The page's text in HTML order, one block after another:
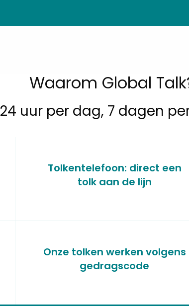
Waarom Global
24 uur per dag, 7 dagen
Tolkentelefoon: direct een
tolk aan de lijn
Onze tolken werken volgens
gedragscode